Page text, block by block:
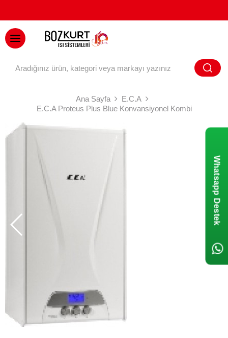
Ana Sayfa
E.C.A
E.C.A Proteus Plus Blue Konvansiyonel Kombi
Whatsapp Destek